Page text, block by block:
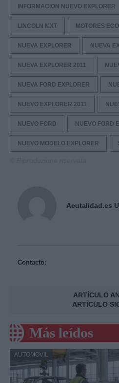
INFORMACION NUEVO EXPLORER
LINCOLN MXT MOTORES
NUEVA EXPLORER NUEVA
NUEVA EXPLORER 2011
NUEVA FORD EXPLORER
NUEVO EXPLORER 2011
NUEVO FORD NUEVO FORD
NUEVO MODELO EXPLORER
Acutalidad.es
Contacto:
ARTÍCULO
ARTÍCULO
Más leídos
AUTOMOVIL